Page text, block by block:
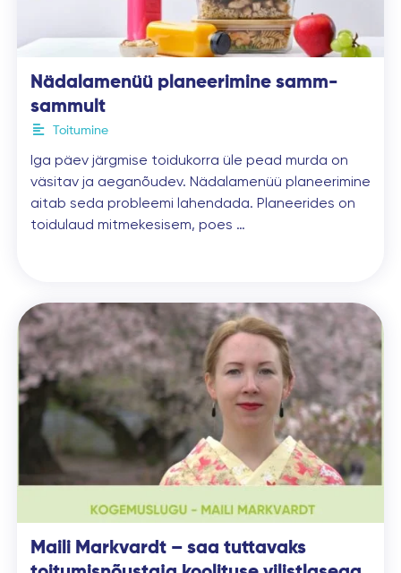
Nädalamenüü planeerimine samm-
sammult
Toitumine
Iga päev järgmise toidukorra üle pead murda on
väsitav ja aeganõudev. Nädalamenüü planeerimine
aitab seda probleemi lahendada. Planeerides on
toidulaud mitmekesisem, poes …
Maili Markvardt – saa tuttavaks